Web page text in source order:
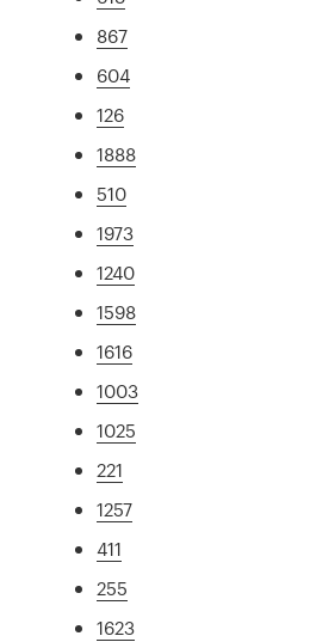
867
604
126
1888
510
1973
1240
1598
1616
1003
1025
221
1257
411
255
1623